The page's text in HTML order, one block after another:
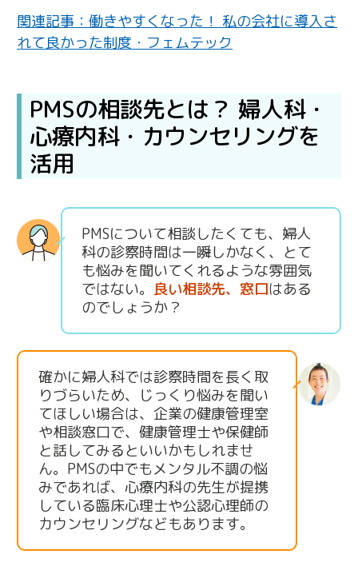
関連記事：働きやすくなった！ 私の会社に導入さ
れて良かった制度・フェムテック
PMSの相談先とは？ 婦人科・
心療内科・カウンセリングを
活用
PMSについて相談したくても、婦人
科の診察時間は一瞬しかなく、とて
も悩みを聞いてくれるような雰囲気
ではない。 良い相談先、窓口はある
のでしょうか？
確かに婦人科では診察時間を長く取
りづらいため、じっくり悩みを聞い
てほしい場合は、企業の健康管理室
や相談窓口で、健康管理士や保健師
と話してみるといいかもしれませ
ん。PMSの中でもメンタル不調の悩
みであれば、心療内科の先生が提携
している臨床心理士や公認心理師の
カウンセリングなどもあります。